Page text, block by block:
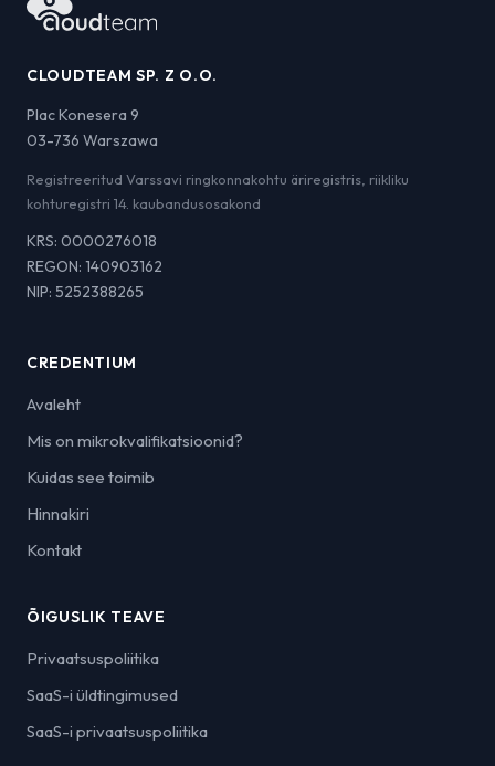
CLOUDTEAM SP. Z O.O.
Plac Konesera 9
03-736 Warszawa
Registreeritud Varssavi ringkonnakohtu äriregistris, riikliku
kohturegistri 14. kaubandusosakond
KRS: 0000276018
REGON: 140903162
NIP: 5252388265
CREDENTIUM
Avaleht
Mis on mikrokvalifikatsioonid?
Kuidas see toimib
Hinnakiri
Kontakt
ÕIGUSLIK TEAVE
Privaatsuspoliitika
SaaS-i üldtingimused
SaaS-i privaatsuspoliitika